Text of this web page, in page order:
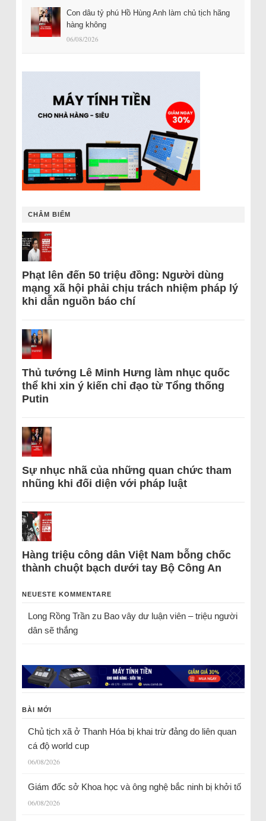
Con dâu tỷ phú Hồ Hùng Anh làm chủ tịch hãng
hàng không
06/08/2026
CHÂM BIẾM
Phạt lên đến 50 triệu đồng: Người dùng
mạng xã hội phải chịu trách nhiệm pháp lý
khi dẫn nguồn báo chí
Thủ tướng Lê Minh Hưng làm nhục quốc
thể khi xin ý kiến chỉ đạo từ Tổng thống
Putin
Sự nhục nhã của những quan chức tham
nhũng khi đối diện với pháp luật
Hàng triệu công dân Việt Nam bỗng chốc
thành chuột bạch dưới tay Bộ Công An
NEUESTE KOMMENTARE
Long Rồng Trầnzu Bao vây dư luận viên – triệu người
dân sẽ thắng
BÀI MỚI
Chủ tịch xã ở Thanh Hóa bị khai trừ đảng do liên quan
cá độ world cup
06/08/2026
Giám đốc sở Khoa học và ông nghệ bắc ninh bị khởi tố
06/08/2026